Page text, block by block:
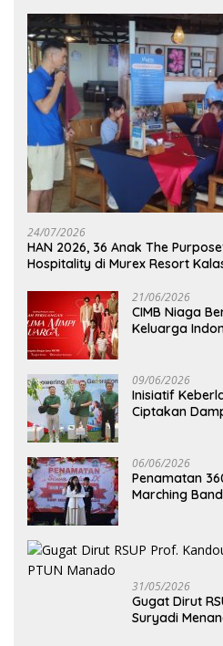
24/07/2026
HAN 2026, 36 Anak The
Hospitality di Murex Resort
21/06/2026
CIMB Niaga
Keluarga
09/06/2026
Inisiatif
Ciptakan
06/06/2026
Penamatan
Marching
31/05/2026
Gugat Dirut
Suryadi